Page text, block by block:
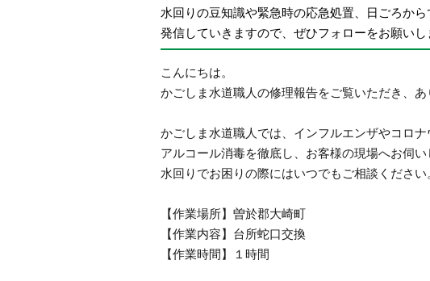
水回りの豆知識や緊急時の応急処置、日ごろか
発信していきますので、ぜひフォローをお願いし
こんにちは。
かごしま水道職人の修理報告をご覧いただき、あ
かごしま水道職人では、インフルエンザやコロ
アルコール消毒を徹底し、お客様の現場へお伺い
水回りでお困りの際にはいつでもご相談ください
【作業場所】曽於郡大崎町
【作業内容】台所蛇口交換
【作業時間】１時間